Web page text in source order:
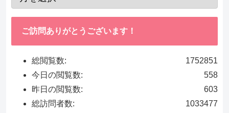
ご訪問ありがとうございます！
1752851
総閲覧数:
558
今日の閲覧数:
603
昨日の閲覧数:
1033477
総訪問者数: